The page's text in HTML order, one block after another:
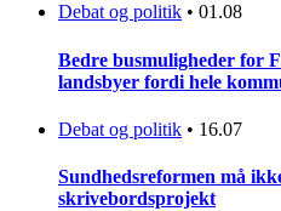
Debat og politik • 01.08
Bedre busmuligheder for
landsbyer fordi hele
Debat og politik • 16.07
Sundhedsreformen må
skrivebordsprojekt